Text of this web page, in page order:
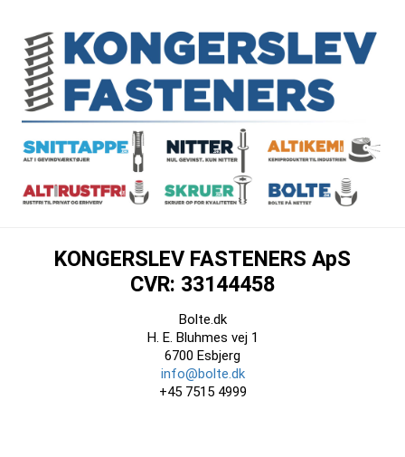
KONGERSLEV FASTENERS ApS
CVR: 33144458
Bolte.dk
H. E. Bluhmes vej 1
6700 Esbjerg
info@bolte.dk
+45 7515 4999